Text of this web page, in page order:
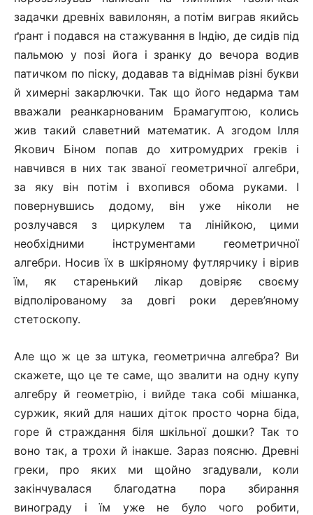
задачки древніх вавилонян, а потім виграв якийсь
ґрант і подався на стажування в Індію, де сидів під
пальмою у позі йога і зранку до вечора водив
патичком по піску, додавав та віднімав різні букви
й химерні закарлючки. Так що його недарма там
вважали реанкарнованим Брамагуптою, колись
жив такий славетний математик. А згодом Ілля
Якович Біном попав до хитромудрих греків і
навчився в них так званої геометричної алгебри,
за яку він потім і вхопився обома руками. І
повернувшись додому, він уже ніколи не
розлучався з циркулем та лінійкою, цими
необхідними інструментами геометричної
алгебри. Носив їх в шкіряному футлярчику і вірив
їм, як старенький лікар довіряє своєму
відполірованому за довгі роки дерев’яному
стетоскопу.
Але що ж це за штука, геометрична алгебра? Ви
скажете, що це те саме, що звалити на одну купу
алгебру й геометрію, і вийде така собі мішанка,
суржик, який для наших діток просто чорна біда,
горе й страждання біля шкільної дошки? Так то
воно так, а трохи й інакше. Зараз поясню. Древні
греки, про яких ми щойно згадували, коли
закінчувалася благодатна пора збирання
винограду і їм уже не було чого робити,